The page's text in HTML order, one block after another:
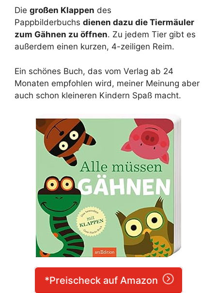
Die großen Klappen des
Pappbilderbuchs dienen dazu die Tiermäuler
zum Gähnen zu öffnen. Zu jedem Tier gibt es
außerdem einen kurzen, 4-zeiligen Reim.
Ein schönes Buch, das vom Verlag ab 24
Monaten empfohlen wird, meiner Meinung aber
auch schon kleineren Kindern Spaß macht.
*Preischeck auf Amazon